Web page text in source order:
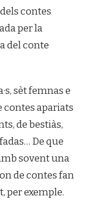
contes
per la
del conte
sèt femnas e
contes apariats
de bestiàs,
De que
sovent una
de contes fan
per exemple.